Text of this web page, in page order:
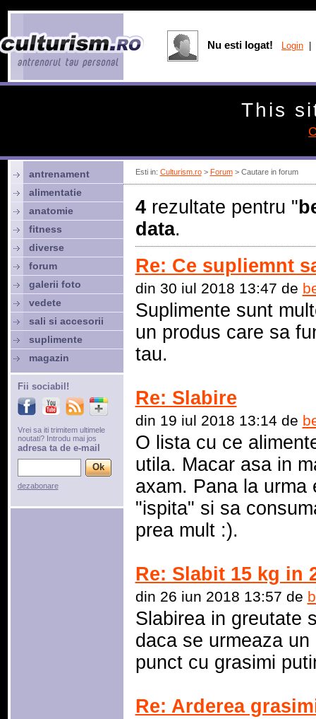
Esti in: Culturism.ro> Forum> Cautare in forum
4rezultate pentru "
data.
Re: Ce supliemnt
din 30 iul 2018 13:47 de
Suplimente sunt
un produs care sa
tau.
Re: Slabire
din 19 iul 2018 13:14 de
O lista cu ce
utila. Macar asa in
axam. Pana la urma
"ispita" si sa
prea mult :).
Re: Slabit 15 kg in
din 26 iun 2018 13:57 de
Slabirea in greutate
daca se urmeaza
punct cu grasimi
Re: Arderea
antrenament
alimentatie
anatomie
fitness
diverse
forum
galerii foto
vedete
sali si accesorii
suplimente
magazin
Fii sociabil!
Vrei sa iti trimitem ultimele
noutati? Introdu mai jos
adresa ta de e-mail
dezabonare
Nu esti logat! Login
This